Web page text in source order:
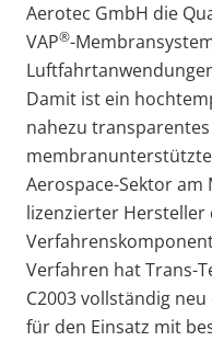
Aerotec GmbH die
VAP®-
Damit ist ein
nahezu
Aerospace-Sektor
lizenzierter Hersteller
Verfahren hat Trans-
C2003 vollständig
für den Einsatz mit